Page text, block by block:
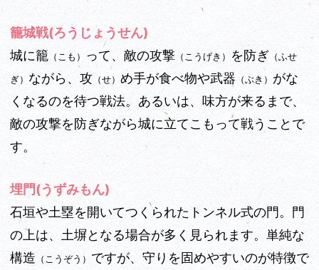
籠城戦(ろうじょうせん)
城に籠 （こも） って、敵の攻撃 （こうげき） を防ぎ （ふせ
ぎ） ながら、攻 （せ） め手が食べ物や武器 （ぶき） がな
くなるのを待つ戦法。あるいは、味方が来るまで、
敵の攻撃を防ぎながら城に立てこもって戦うことで
す。
埋門(うずみもん)
石垣や土塁を開いてつくられたトンネル式の門。門
の上は、土塀となる場合が多く見られます。単純な
構造 （こうぞう） ですが、守りを固めやすいのが特徴で